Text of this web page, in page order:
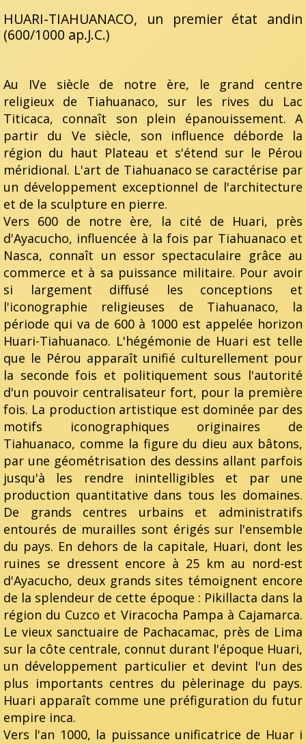
HUARI-TIAHUANACO, un premier état andin
(600/1000 ap.J.C.)
Au IVe siècle de notre ère, le grand centre
religieux de Tiahuanaco, sur les rives du Lac
Titicaca, connaît son plein épanouissement. A
partir du Ve siècle, son influence déborde la
région du haut Plateau et s'étend sur le Pérou
méridional. L'art de Tiahuanaco se caractérise par
un développement exceptionnel de l'architecture
et de la sculpture en pierre.
Vers 600 de notre ère, la cité de Huari, près
d'Ayacucho, influencée à la fois par Tiahuanaco et
Nasca, connaît un essor spectaculaire grâce au
commerce et à sa puissance militaire. Pour avoir
si largement diffusé les conceptions et
l'iconographie religieuses de Tiahuanaco, la
période qui va de 600 à 1000 est appelée horizon
Huari-Tiahuanaco. L'hégémonie de Huari est telle
que le Pérou apparaît unifié culturellement pour
la seconde fois et politiquement sous l'autorité
d'un pouvoir centralisateur fort, pour la première
fois. La production artistique est dominée par des
motifs iconographiques originaires de
Tiahuanaco, comme la figure du dieu aux bâtons,
par une géométrisation des dessins allant parfois
jusqu'à les rendre inintelligibles et par une
production quantitative dans tous les domaines.
De grands centres urbains et administratifs
entourés de murailles sont érigés sur l'ensemble
du pays. En dehors de la capitale, Huari, dont les
ruines se dressent encore à 25 km au nord-est
d'Ayacucho, deux grands sites témoignent encore
de la splendeur de cette époque : Pikillacta dans la
région du Cuzco et Viracocha Pampa à Cajamarca.
Le vieux sanctuaire de Pachacamac, près de Lima
sur la côte centrale, connut durant l'époque Huari,
un développement particulier et devint l'un des
plus importants centres du pèlerinage du pays.
Huari apparaît comme une préfiguration du futur
empire inca.
Vers l'an 1000, la puissance unificatrice de Huar i